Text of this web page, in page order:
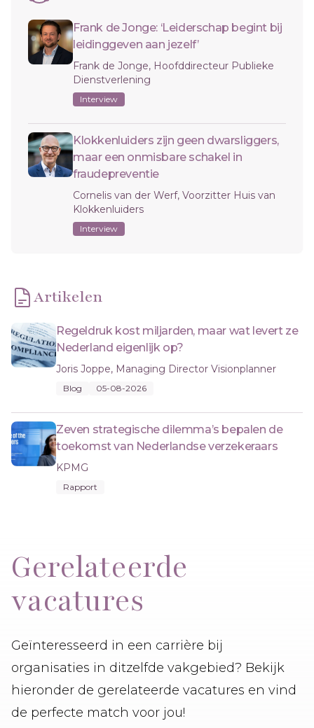
Frank de Jonge: ‘Leiderschap begint bij
leidinggeven aan jezelf’
Frank de Jonge, Hoofddirecteur Publieke
Dienstverlening
Interview
Klokkenluiders zijn geen dwarsliggers,
maar een onmisbare schakel in
fraudepreventie
Cornelis van der Werf, Voorzitter Huis van
Klokkenluiders
Interview
Artikelen
Regeldruk kost miljarden, maar wat levert ze
Nederland eigenlijk op?
Joris Joppe, Managing Director Visionplanner
Blog 05-08-2026
Zeven strategische dilemma’s bepalen de
toekomst van Nederlandse verzekeraars
KPMG
Rapport
Gerelateerde
vacatures
Geïnteresseerd in een carrière bij
organisaties in ditzelfde vakgebied? Bekijk
hieronder de gerelateerde vacatures en vind
de perfecte match voor jou!